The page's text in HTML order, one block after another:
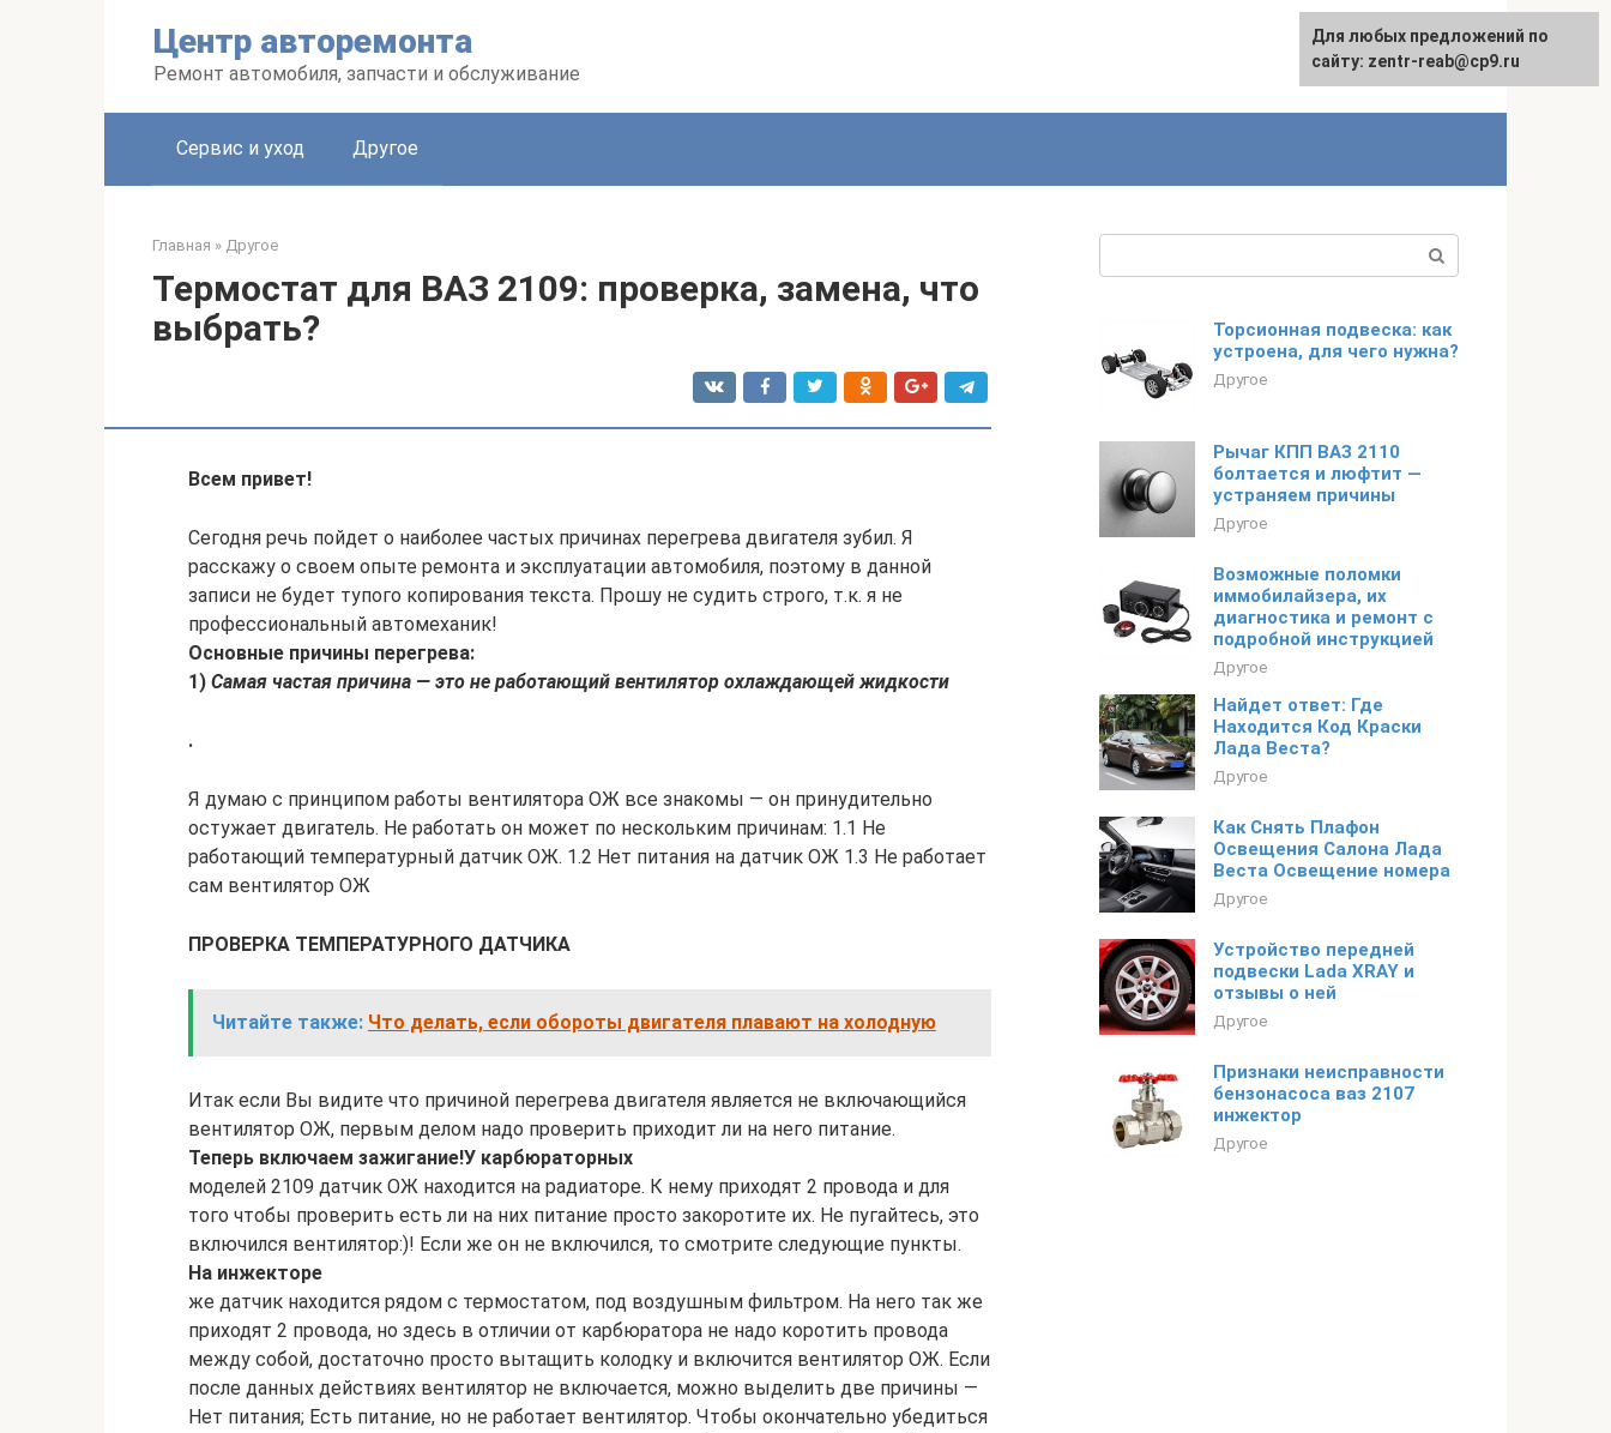
Центр авторемонта
Ремонт автомобиля, запчасти и обслуживание
Сервис и уход Другое
Главная » Другое
Термостат для ВАЗ 2109: проверка, замена, что
выбрать?
Всем привет!
Сегодня речь пойдет о наиболее частых причинах перегрева двигателя зубил. Я
расскажу о своем опыте ремонта и эксплуатации автомобиля, поэтому в данной
записи не будет тупого копирования текста. Прошу не судить строго, т.к. я не
профессиональный автомеханик!
Основные причины перегрева:
1) Самая частая причина — это не работающий вентилятор охлаждающей жидкости
.
Я думаю с принципом работы вентилятора ОЖ все знакомы — он принудительно
остужает двигатель. Не работать он может по нескольким причинам: 1.1 Не
работающий температурный датчик ОЖ. 1.2 Нет питания на датчик ОЖ 1.3 Не работает
сам вентилятор ОЖ
ПРОВЕРКА ТЕМПЕРАТУРНОГО ДАТЧИКА
Читайте также: Что делать, если обороты двигателя плавают на холодную
Итак если Вы видите что причиной перегрева двигателя является не включающийся
вентилятор ОЖ, первым делом надо проверить приходит ли на него питание.
Теперь включаем зажигание!У карбюраторных
моделей 2109 датчик ОЖ находится на радиаторе. К нему приходят 2 провода и для
того чтобы проверить есть ли на них питание просто закоротите их. Не пугайтесь, это
включился вентилятор:)! Если же он не включился, то смотрите следующие пункты.
На инжекторе
же датчик находится рядом с термостатом, под воздушным фильтром. На него так же
приходят 2 провода, но здесь в отличии от карбюратора не надо коротить провода
между собой, достаточно просто вытащить колодку и включится вентилятор ОЖ. Если
после данных действиях вентилятор не включается, можно выделить две причины —
Нет питания; Есть питание, но не работает вентилятор. Чтобы окончательно убедиться
Торсионная подвеска: как
устроена, для чего нужна?
Другое
Рычаг КПП ВАЗ 2110
болтается и люфтит —
устраняем причины
Другое
Возможные поломки
иммобилайзера, их
диагностика и ремонт с
подробной инструкцией
Другое
Найдет ответ: Где
Находится Код Краски
Лада Веста?
Другое
Как Снять Плафон
Освещения Салона Лада
Веста Освещение номера
Другое
Устройство передней
подвески Lada XRAY и
отзывы о ней
Другое
Признаки неисправности
бензонасоса ваз 2107
инжектор
Другое
Для любых предложений по
сайту: zentr-reab@cp9.ru